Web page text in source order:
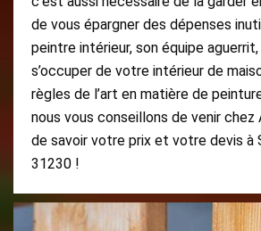
de vous épargner des dépenses
peintre intérieur, son équipe
s’occuper de votre intérieur de
règles de l’art en matière de
nous vous conseillons de venir chez
de savoir votre prix et votre devis à
31230 !